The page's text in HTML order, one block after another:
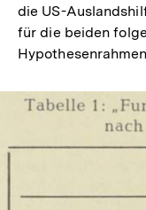
die US-
für die beiden